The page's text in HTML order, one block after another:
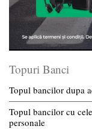
Topuri Banci
Topul bancilor dupa
Topul bancilor cu
personale